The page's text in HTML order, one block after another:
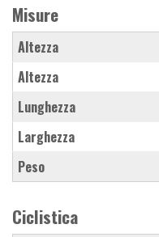
Misure
Altezza
Altezza
Lunghezza
Larghezza
Peso
Ciclistica